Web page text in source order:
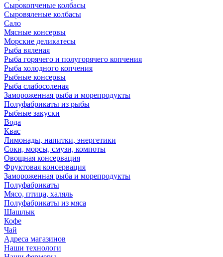
Сырокопченые колбасы
Сыровяленые колбасы
Сало
Мясные консервы
Морские деликатесы
Рыба вяленая
Рыба горячего и полугорячего копчения
Рыба холодного копчения
Рыбные консервы
Рыба слабосоленая
Замороженная рыба и морепродукты
Полуфабрикаты из рыбы
Рыбные закуски
Вода
Квас
Лимонады, напитки, энергетики
Соки, морсы, смузи, компоты
Овощная консервация
Фруктовая консервация
Замороженная рыба и морепродукты
Полуфабрикаты
Мясо, птица, халяль
Полуфабрикаты из мяса
Шашлык
Кофе
Чай
Адреса магазинов
Наши технологи